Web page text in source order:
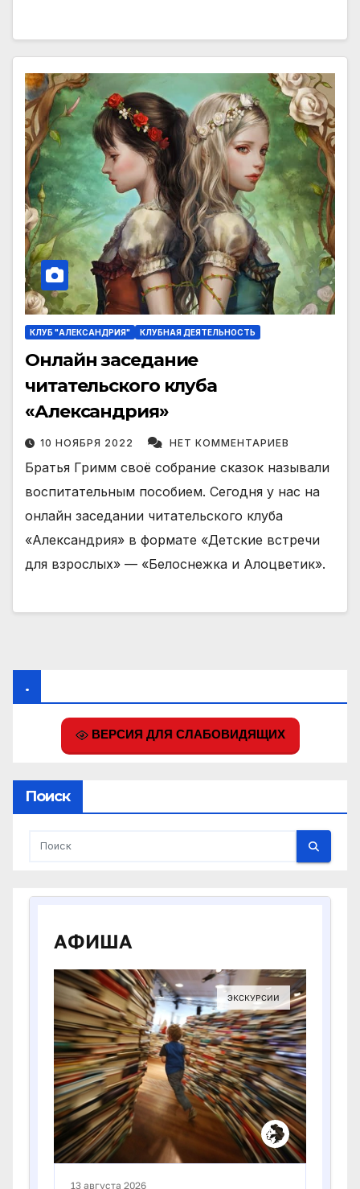
КЛУБ "АЛЕКСАНДРИЯ" КЛУБНАЯ ДЕЯТЕЛЬНОСТЬ
Онлайн заседание
читательского клуба
«Александрия»
10 НОЯБРЯ 2022 НЕТ КОММЕНТАРИЕВ
Братья Гримм своё собрание сказок называли
воспитательным пособием. Сегодня у нас на
онлайн заседании читательского клуба
«Александрия» в формате «Детские встречи
для взрослых» — «Белоснежка и Алоцветик».
.
ВЕРСИЯ ДЛЯ СЛАБОВИДЯЩИХ
Поиск